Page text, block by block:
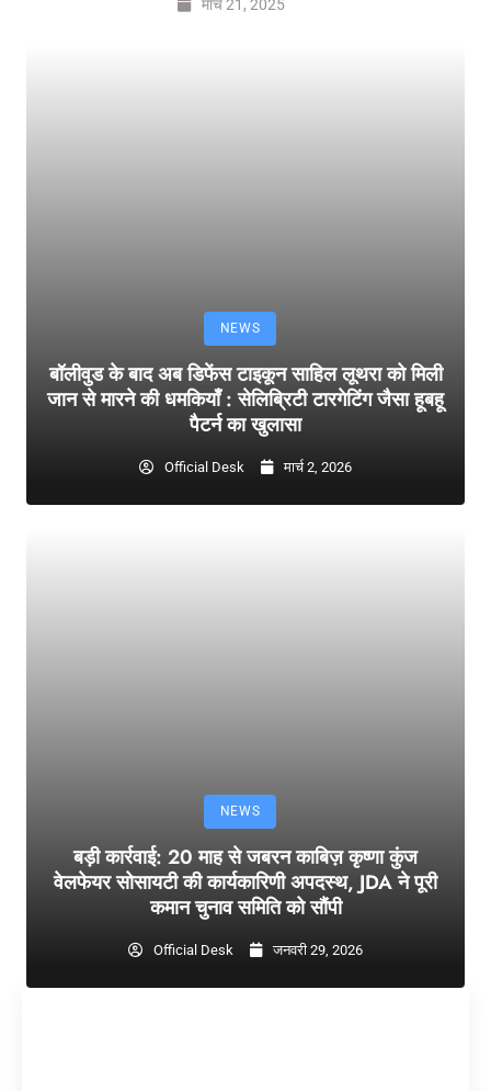
मार्च 21, 2025
NEWS
बॉलीवुड के बाद अब डिफेंस टाइकून साहिल लूथरा को मिली
जान से मारने की धमकियाँ : सेलिब्रिटी टारगेटिंग जैसा हूबहू
पैटर्न का खुलासा
Official Desk मार्च 2, 2026
NEWS
बड़ी कार्रवाई: 20 माह से जबरन काबिज़ कृष्णा कुंज
वेलफेयर सोसायटी की कार्यकारिणी अपदस्थ, JDA ने पूरी
कमान चुनाव समिति को सौंपी
Official Desk जनवरी 29, 2026